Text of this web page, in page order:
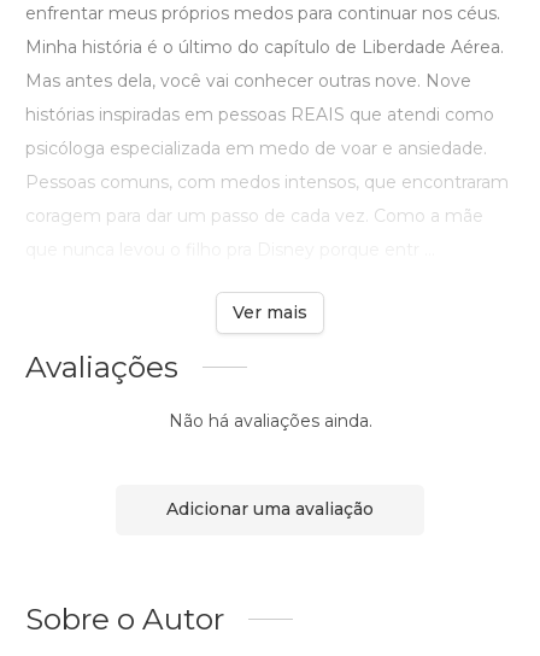
enfrentar meus próprios medos para continuar nos céus.
Minha história é o último do capítulo de Liberdade Aérea.
Mas antes dela, você vai conhecer outras nove. Nove
histórias inspiradas em pessoas REAIS que atendi como
psicóloga especializada em medo de voar e ansiedade.
Pessoas comuns, com medos intensos, que encontraram
coragem para dar um passo de cada vez. Como a mãe
Ver mais
Avaliações
Não há avaliações ainda.
Adicionar uma avaliação
Sobre o Autor